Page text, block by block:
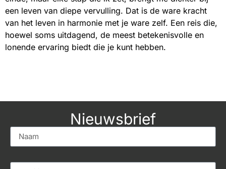
een leven van diepe vervulling. Dat is de ware kracht
van het leven in harmonie met je ware zelf. Een reis die,
hoewel soms uitdagend, de meest betekenisvolle en
lonende ervaring biedt die je kunt hebben.
Nieuwsbrief